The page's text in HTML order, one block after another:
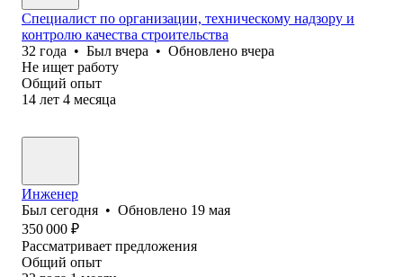
Специалист по организации, техническому надзору и
контролю качества строительства
32 года • Был вчера • Обновлено вчера
Не ищет работу
Общий опыт
14 лет 4 месяца
Инженер
Был сегодня • Обновлено 19 мая
350 000 ₽
Рассматривает предложения
Общий опыт